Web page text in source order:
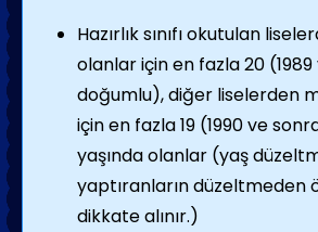
Hazırlık sınıfı okutulan
olanlar için en fazla 20 (1989
doğumlu), diğer liselerden
için en fazla 19 (1990 ve
yaşında olanlar (yaş
yaptıranların düzeltmeden
dikkate alınır.)